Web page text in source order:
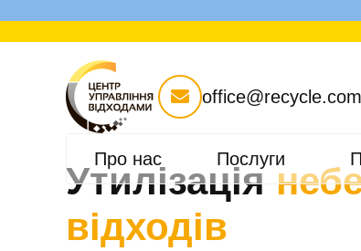
Про нас Послуги
Утилізація
відходів